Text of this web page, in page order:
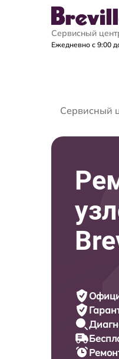
Сервисный
Ежедневно с 9:00
Сервисный